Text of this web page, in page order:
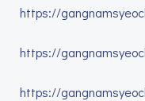
https://
https://
https://